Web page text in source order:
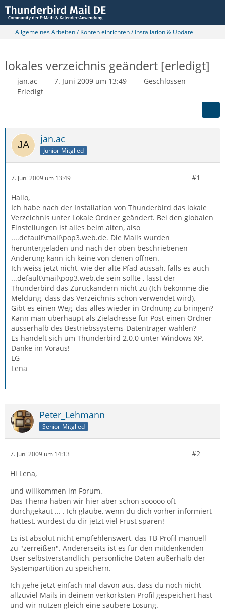
Allgemeines Arbeiten / Konten einrichten / Installation & Update
lokales verzeichnis geändert [erledigt]
jan.ac 7. Juni 2009 um 13:49
Geschlossen
Erledigt
jan.ac
Junior-Mitglied
7. Juni 2009 um 13:49 #1
Hallo,
Ich habe nach der Installation von Thunderbird das lokale
Verzeichnis unter Lokale Ordner geändert. Bei den globalen
Einstellungen ist alles beim alten, also
....default\mail\pop3.web.de. Die Mails wurden
heruntergeladen und nach der oben beschriebenen
Änderung kann ich keine von denen öffnen.
Ich weiss jetzt nicht, wie der alte Pfad aussah, falls es auch
...default\mail\pop3.web.de sein sollte , lässt der
Thunderbird das Zurückändern nicht zu (Ich bekomme die
Meldung, dass das Verzeichnis schon verwendet wird).
Gibt es einen Weg, das alles wieder in Ordnung zu bringen?
Kann man überhaupt als Zieladresse für Post einen Ordner
ausserhalb des Bestriebssystems-Datenträger wählen?
Es handelt sich um Thunderbird 2.0.0 unter Windows XP.
Danke im Voraus!
LG
Lena
Peter_Lehmann
Senior-Mitglied
7. Juni 2009 um 14:13 #2
Hi Lena,
und willkommen im Forum.
Das Thema haben wir hier aber schon sooooo oft
durchgekaut ... . Ich glaube, wenn du dich vorher informiert
hättest, würdest du dir jetzt viel Frust sparen!
Es ist absolut nicht empfehlenswert, das TB-Profil manuell
zu "zerreißen". Andererseits ist es für den mitdenkenden
User selbstverständlich, persönliche Daten außerhalb der
Systempartition zu speichern.
Ich gehe jetzt einfach mal davon aus, dass du noch nicht
allzuviel Mails in deinem verkorksten Profil gespeichert hast
und wir nutzen gleich eine saubere Lösung.